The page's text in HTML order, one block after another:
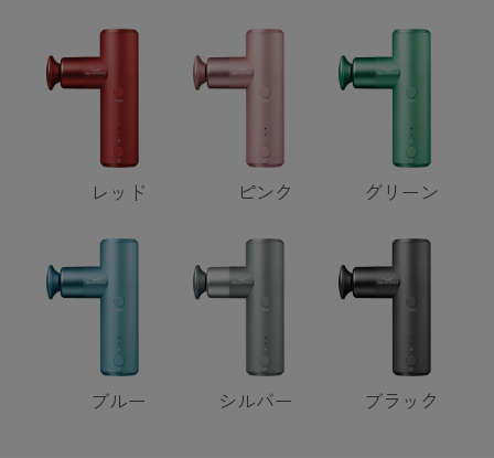
レッド ピンク グリーン
ブルー シルバー ブラック